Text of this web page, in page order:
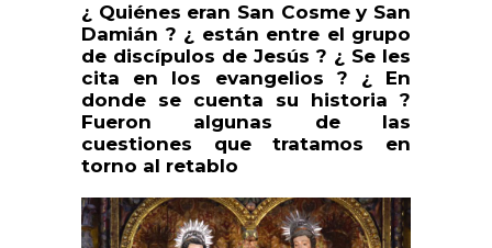
¿ Quiénes eran San Cosme y San
Damián ? ¿ están entre el grupo
de discípulos de Jesús ? ¿ Se les
cita en los evangelios ? ¿ En
donde se cuenta su historia ?
Fueron algunas de las
cuestiones que tratamos en
torno al retablo